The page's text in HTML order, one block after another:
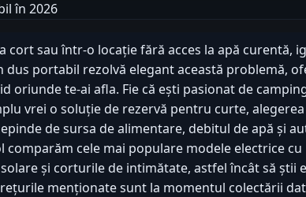
cort sau într-o locație fără acces la apă curentă,
dus portabil rezolvă elegant această problemă,
oriunde te-ai afla. Fie că ești pasionat de
vrei o soluție de rezervă pentru curte,
de sursa de alimentare, debitul de apă și
comparăm cele mai populare modele electrice cu
și corturile de intimătate, astfel încât să știi
menționate sunt la momentul colectării